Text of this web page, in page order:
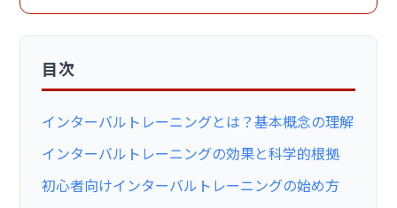
目次
インターバルトレーニングとは？基本概念の理解
インターバルトレーニングの効果と科学的根拠
初心者向けインターバルトレーニングの始め方